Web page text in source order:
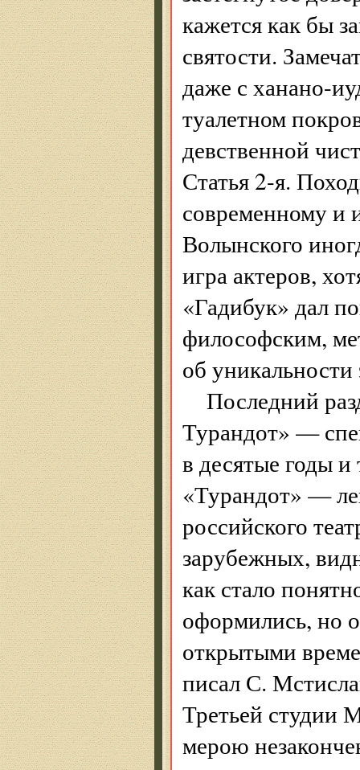
кажется как бы
святости.
даже с ханано-
туалетном
девственной
Статья 2-я.
современному и
Волынского
игра актеров,
«Гадибук» дал
философским,
об уникальности
Последний
Турандот» —
в десятые годы
«Турандот» —
российского
зарубежных,
как стало
оформились, но
открытыми
писал С.
Третьей студии
мерою